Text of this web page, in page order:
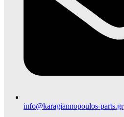
info@karagiannopoulos-parts.gr